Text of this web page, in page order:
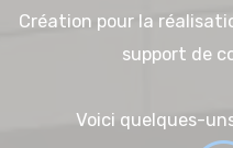
Création pour la
support de
Voici quelques-